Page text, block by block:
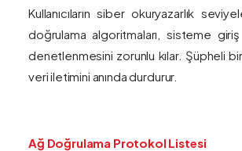
Kullanıcıların siber okuryazarlık
doğrulama algoritmaları, sisteme
denetlenmesini zorunlu kılar. Şüpheli
veri iletimini anında durdurur.
Ağ Doğrulama Protokol Listesi